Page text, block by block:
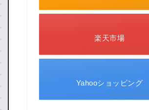
楽天市場
Yahooショッピング